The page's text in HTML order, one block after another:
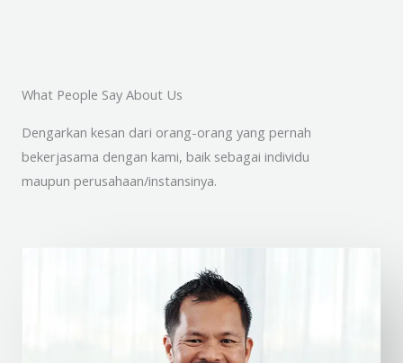
What People Say About Us
Dengarkan kesan dari orang-orang yang pernah
bekerjasama dengan kami, baik sebagai individu
maupun perusahaan/instansinya.